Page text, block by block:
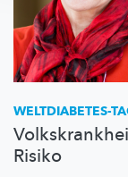
WELTDIABETES-
Risiko